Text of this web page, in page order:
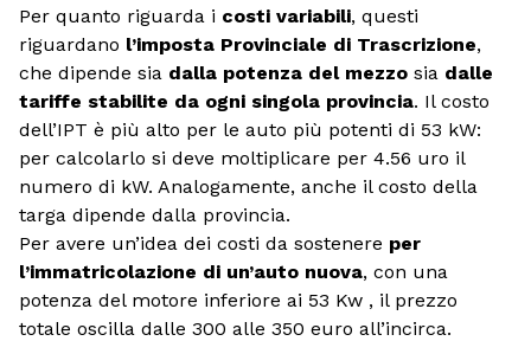
Per quanto riguarda i costi variabili, questi
riguardano l’imposta Provinciale di Trascrizione,
che dipende sia dalla potenza del mezzo sia dalle
tariffe stabilite da ogni singola provincia. Il costo
dell’IPT è più alto per le auto più potenti di 53 kW:
per calcolarlo si deve moltiplicare per 4.56 uro il
numero di kW. Analogamente, anche il costo della
targa dipende dalla provincia.
Per avere un’idea dei costi da sostenere per
l’immatricolazione di un’auto nuova, con una
potenza del motore inferiore ai 53 Kw , il prezzo
totale oscilla dalle 300 alle 350 euro all’incirca.